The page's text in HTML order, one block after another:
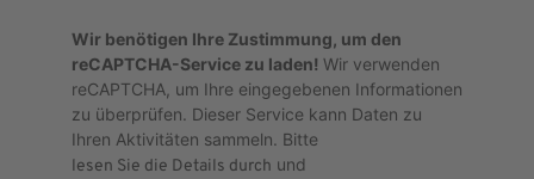
Wir benötigen Ihre Zustimmung, um den
reCAPTCHA-Service zu laden! Wir verwenden
reCAPTCHA, um Ihre eingegebenen Informationen
zu überprüfen. Dieser Service kann Daten zu
Ihren Aktivitäten sammeln. Bitte
lesen Sie die Details durch und